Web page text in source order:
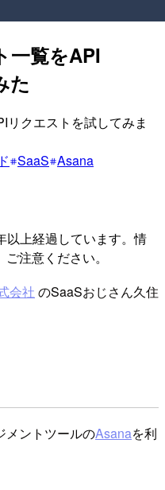
一覧をAPI
た
クエストを試してみま
SaaS Asana
以上経過しています。情
注意ください。
会社 のSaaSおじさん久住
メントツールのAsanaを利